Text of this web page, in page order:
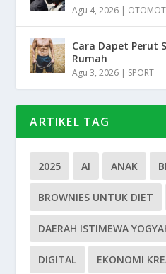
Agu 4, 2026 |
Cara Dapet Perut
Rumah
Agu 3, 2026 | SPORT
ARTIKEL TAG
2025 AI ANAK
BROWNIES UNTUK DIET
DAERAH ISTIMEWA
DIGITAL EKONOMI